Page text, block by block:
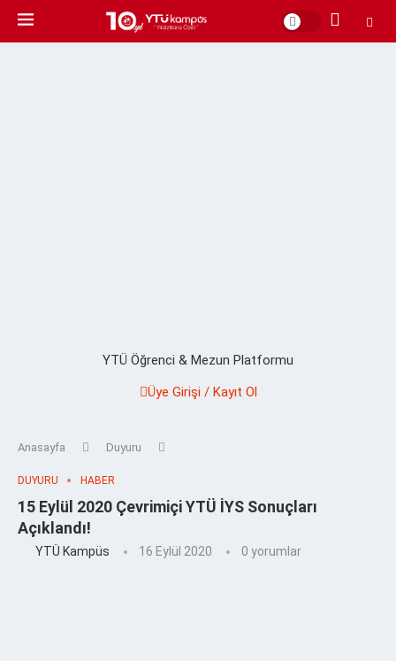
YTÜ Öğrenci & Mezun Platformu
Üye Girişi / Kayıt Ol
Anasayfa Duyuru
DUYURU HABER
15 Eylül 2020 Çevrimiçi YTÜ İYS Sonuçları
Açıklandı!
YTÜ Kampüs 16 Eylül 2020 0 yorumlar